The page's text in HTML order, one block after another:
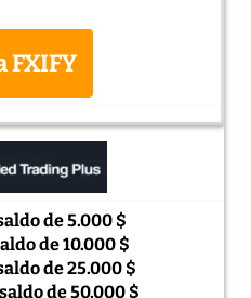
FXIFY
de 5.000 $
de 10.000 $
de 25.000 $
de 50.000 $